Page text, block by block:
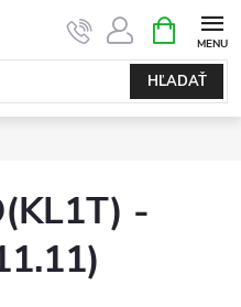
HĽADAŤ
KOŠÍK
-